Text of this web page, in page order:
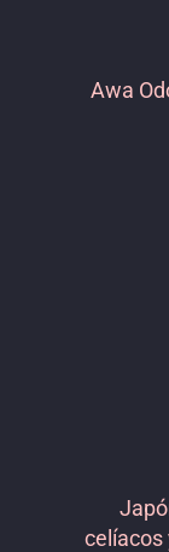
Awa
celíacos